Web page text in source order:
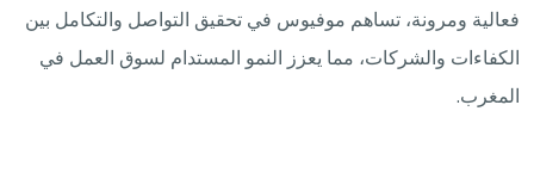
فعالية ومرونة، تساهم موفيوس في تحقيق التواصل والتكامل بين
الكفاءات والشركات، مما يعزز النمو المستدام لسوق العمل في
المغرب.